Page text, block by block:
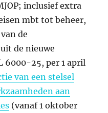
inclusief extra
mbt tot beheer,
de
de nieuwe
6000-25, per 1 april
van een stelsel
aan
(vanaf 1 oktober